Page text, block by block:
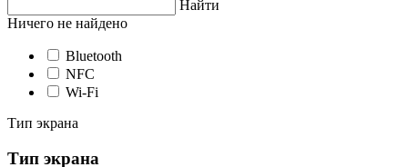
Найти
Ничего не найдено
Bluetooth
NFC
Wi-Fi
Тип экрана
Тип экрана